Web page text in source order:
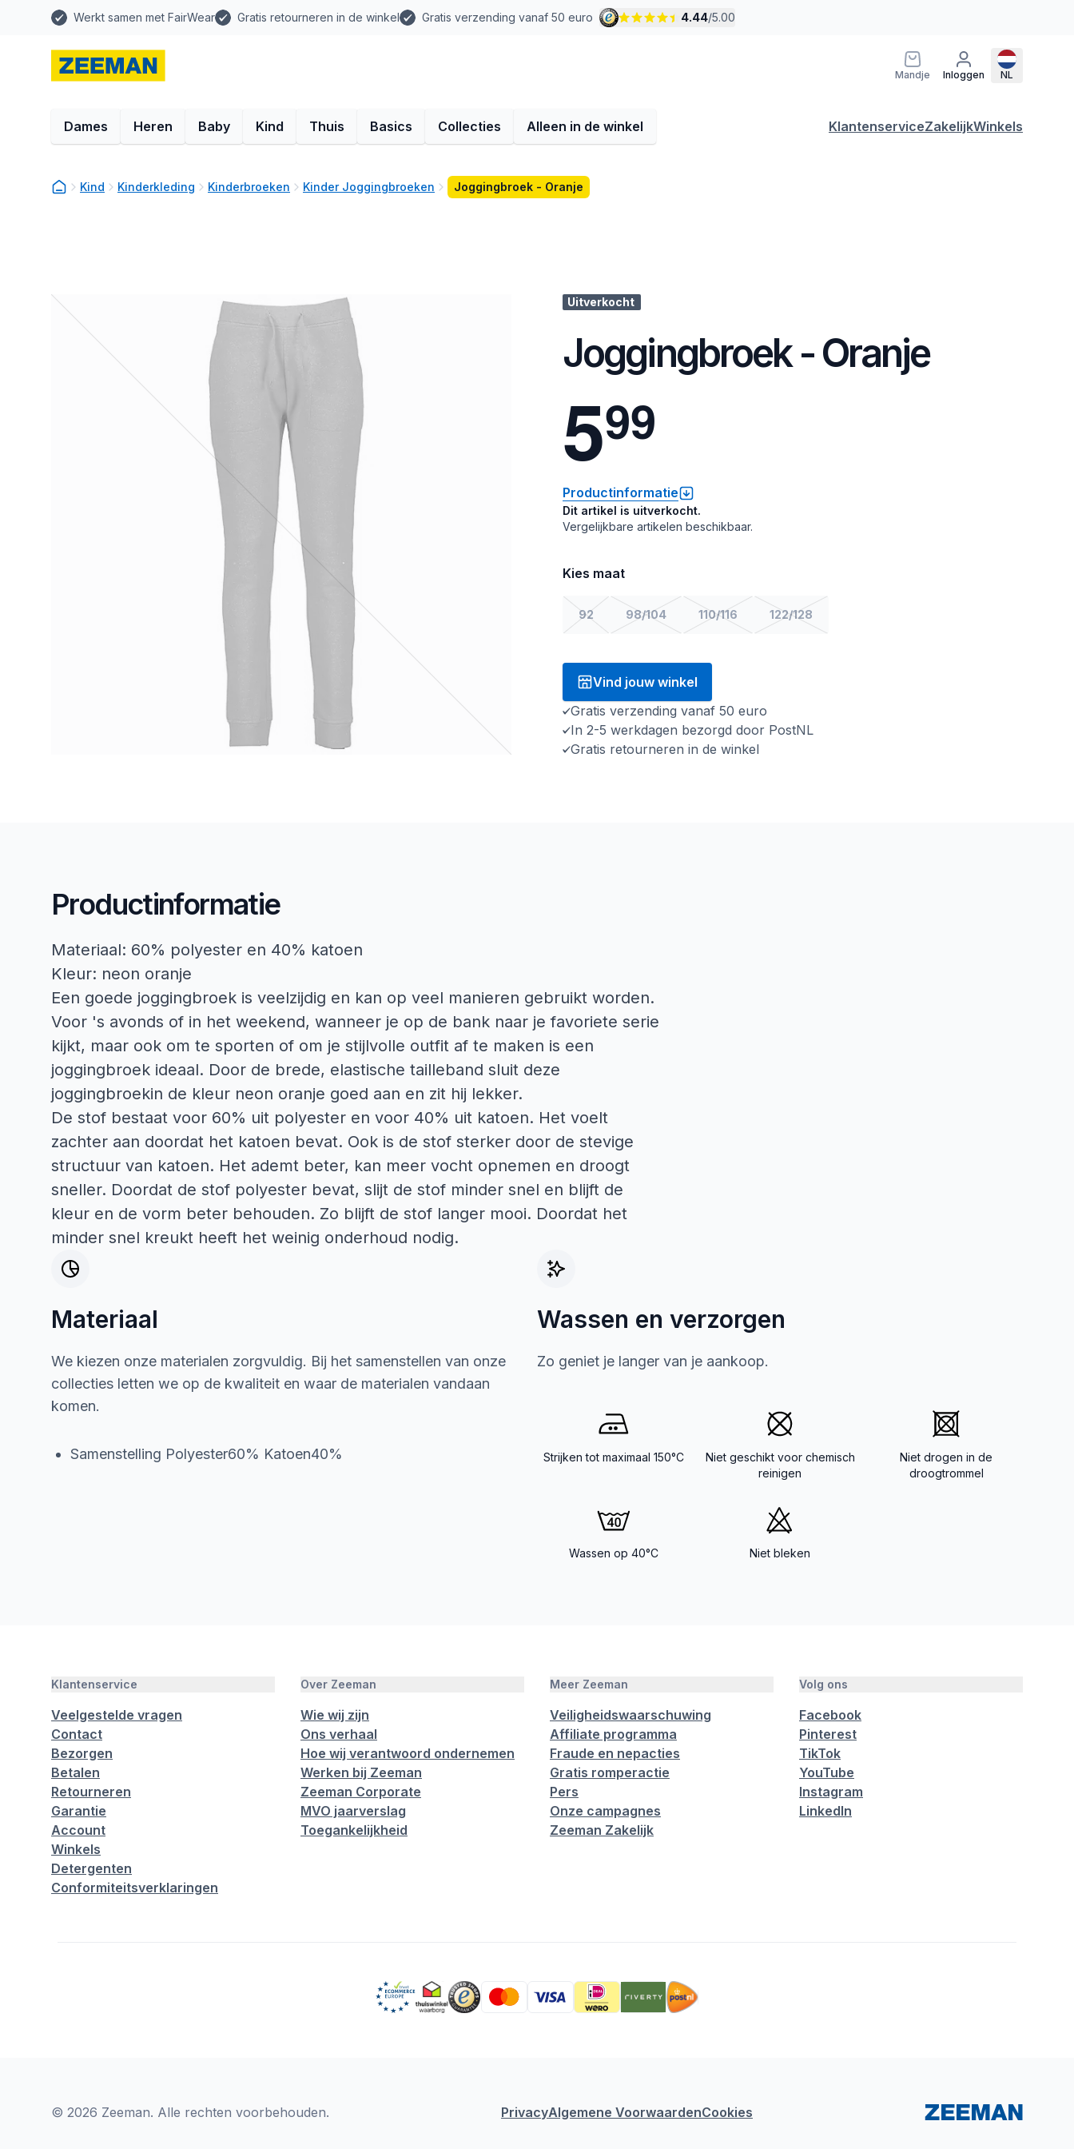
Werkt samen met FairWear Gratis retourneren in de winkel Gratis verzending vanaf 50 euro 4.44/5.00
Mandje Inloggen NL
Dames Heren Baby Kind Thuis Basics Collecties Alleen in de winkel KlantenserviceZakelijkWinkels
Kind Kinderkleding Kinderbroeken Kinder Joggingbroeken Joggingbroek - Oranje
Uitverkocht
Joggingbroek - Oranje
599
Productinformatie
Dit artikel is uitverkocht.
Vergelijkbare artikelen beschikbaar.
Kies maat
92 98/104 110/116 122/128
Vind jouw winkel
Gratis verzending vanaf 50 euro
In 2-5 werkdagen bezorgd door PostNL
Gratis retourneren in de winkel
Productinformatie
Materiaal: 60% polyester en 40% katoen
Kleur: neon oranje
Een goede joggingbroek is veelzijdig en kan op veel manieren gebruikt worden.
Voor 's avonds of in het weekend, wanneer je op de bank naar je favoriete serie
kijkt, maar ook om te sporten of om je stijlvolle outfit af te maken is een
joggingbroek ideaal. Door de brede, elastische tailleband sluit deze
joggingbroekin de kleur neon oranje goed aan en zit hij lekker.
De stof bestaat voor 60% uit polyester en voor 40% uit katoen. Het voelt
zachter aan doordat het katoen bevat. Ook is de stof sterker door de stevige
structuur van katoen. Het ademt beter, kan meer vocht opnemen en droogt
sneller. Doordat de stof polyester bevat, slijt de stof minder snel en blijft de
kleur en de vorm beter behouden. Zo blijft de stof langer mooi. Doordat het
minder snel kreukt heeft het weinig onderhoud nodig.
Materiaal
We kiezen onze materialen zorgvuldig. Bij het samenstellen van onze
collecties letten we op de kwaliteit en waar de materialen vandaan
komen.
Samenstelling Polyester60% Katoen40%
Wassen en verzorgen
Zo geniet je langer van je aankoop.
Strijken tot maximaal 150°C
Niet geschikt voor chemisch
reinigen
Niet drogen in de
droogtrommel
Wassen op 40°C Niet bleken
Klantenservice
Veelgestelde vragen
Contact
Bezorgen
Betalen
Retourneren
Garantie
Account
Winkels
Detergenten
Conformiteitsverklaringen
Over Zeeman
Wie wij zijn
Ons verhaal
Hoe wij verantwoord ondernemen
Werken bij Zeeman
Zeeman Corporate
MVO jaarverslag
Toegankelijkheid
Meer Zeeman
Veiligheidswaarschuwing
Affiliate programma
Fraude en nepacties
Gratis romperactie
Pers
Onze campagnes
Zeeman Zakelijk
Volg ons
Facebook
Pinterest
TikTok
YouTube
Instagram
LinkedIn
© 2026 Zeeman. Alle rechten voorbehouden. PrivacyAlgemene VoorwaardenCookies